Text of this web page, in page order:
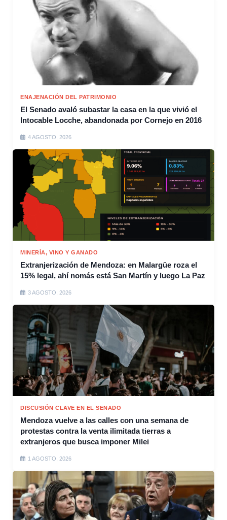
ENAJENACIÓN DEL PATRIMONIO
El Senado avaló subastar la casa en la que vivió el
Intocable Locche, abandonada por Cornejo en 2016
4 AGOSTO, 2026
MINERÍA, VINO Y GANADO
Extranjerización de Mendoza: en Malargüe roza el
15% legal, ahí nomás está San Martín y luego La Paz
3 AGOSTO, 2026
DISCUSIÓN CLAVE EN EL SENADO
Mendoza vuelve a las calles con una semana de
protestas contra la venta ilimitada tierras a
extranjeros que busca imponer Milei
1 AGOSTO, 2026